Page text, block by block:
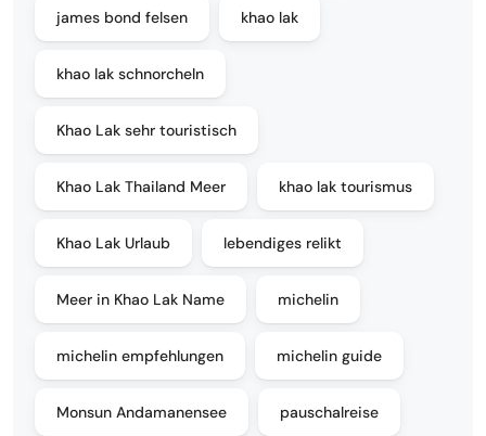
james bond felsen khao lak
khao lak schnorcheln
Khao Lak sehr touristisch
Khao Lak Thailand Meer khao lak tourismus
Khao Lak Urlaub lebendiges relikt
Meer in Khao Lak Name michelin
michelin empfehlungen michelin guide
Monsun Andamanensee pauschalreise